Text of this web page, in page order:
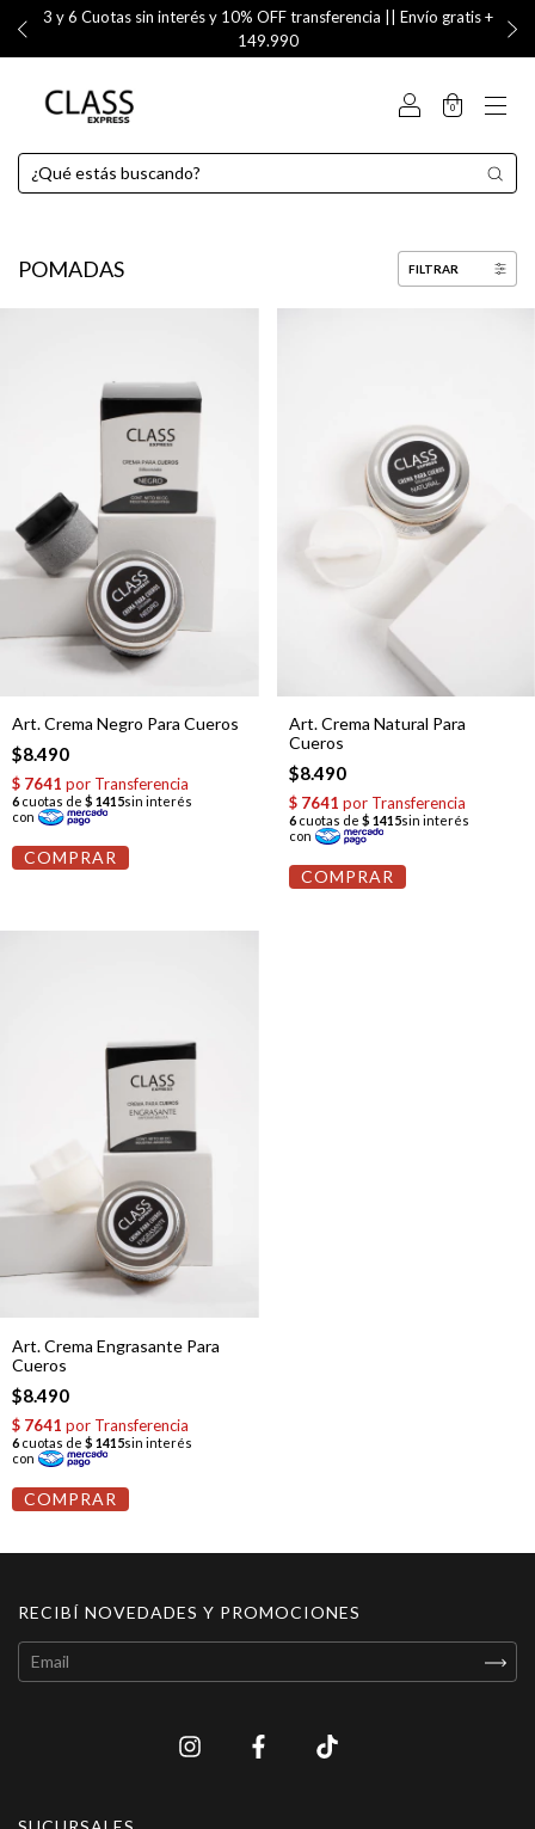
3 y 6 Cuotas sin interés y 10% OFF transferencia || Envío gratis +
149.990
0
POMADAS FILTRAR
Art. Crema Negro Para Cueros
$8.490
COMPRAR
Art. Crema Natural Para
Cueros
$8.490
COMPRAR
Art. Crema Engrasante Para
Cueros
$8.490
COMPRAR
RECIBÍ NOVEDADES Y PROMOCIONES